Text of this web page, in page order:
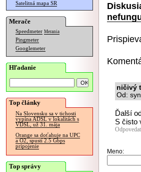
Satelitná mapa SR
Merače
Speedmeter Merania
Pingmeter
Googlemeter
Hľadanie
Top články
Na Slovensku sa v tichosti
vypína ADSL v lokalitách s
VDSL, už 31. mája
Orange sa doťahuje na UPC
a O2, spustí 2.5 Gbps
pripojenie
Top správy
ničivý
Od:
Ďalší
S čisto
Meno: